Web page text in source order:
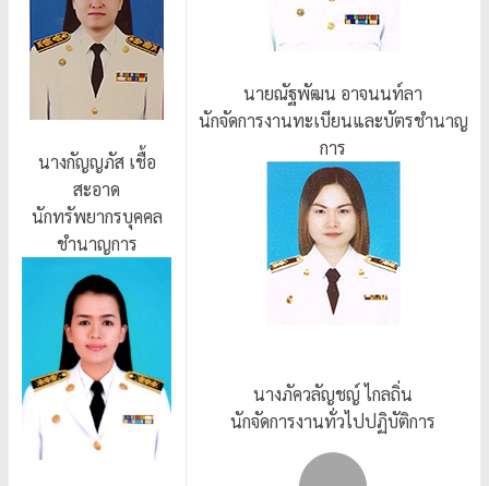
นางกัญญภัส เชื้อ
สะอาด
นักทรัพยากรบุคคล
ชำนาญการ
นายณัฐพัฒน อาจนนท์ลา
นักจัดการงานทะเบียนและบัตรชำนาญ
การ
นางภัควลัญชญ์ ไกลถิ่น
นักจัดการงานทั่วไปปฏิบัติการ